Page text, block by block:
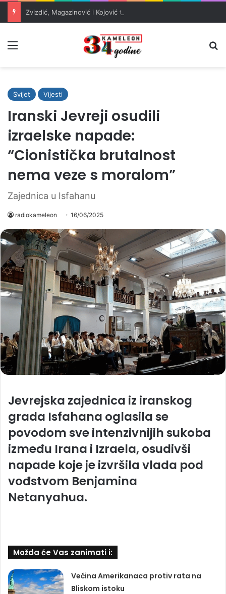
Svijet Vijesti
Iranski Jevreji osudili
izraelske napade:
“Cionistička brutalnost
nema veze s moralom”
Zajednica u Isfahanu
radiokameleon 16/06/2025
Jevrejska zajednica iz iranskog
grada Isfahana oglasila se
povodom sve intenzivnijih sukoba
između Irana i Izraela, osudivši
napade koje je izvršila vlada pod
vođstvom Benjamina
Netanyahua.
Možda će Vas zanimati i:
Većina Amerikanaca protiv rata na
Bliskom istoku